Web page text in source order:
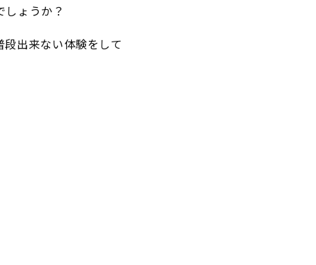
ょうか？
出来ない体験をして